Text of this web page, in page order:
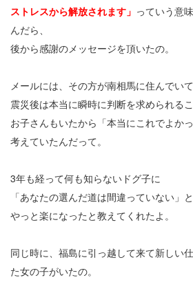
ストレスから解放されます」 っていう意
んだら、
後から感謝のメッセージを頂いたの。
メールには、その方が南相馬に住んでいて
震災後は本当に瞬時に判断を求められるこ
お子さんもいたから「本当にこれでよか
考えていたんだって。
3年も経って何も知らないドグ子に
「あなたの選んだ道は間違っていない」
やっと楽になったと教えてくれたよ。
同じ時に、福島に引っ越して来て新しい
た女の子がいたの。